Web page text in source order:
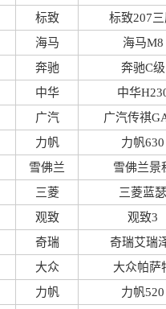
标致 标致207三
海马 海马M8
奔驰 奔驰C级
中华 中华
广汽 广汽传祺
力帆 力帆630
雪佛兰 雪佛兰景
三菱 三菱蓝瑟
观致 观致3
奇瑞 奇瑞艾瑞
大众 大众帕萨
力帆 力帆520